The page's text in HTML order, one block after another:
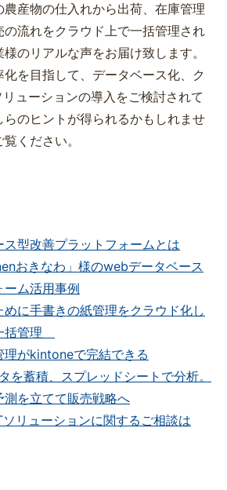
農産物の仕入れから出荷、在庫管理
の流れをクラウド上で一括管理され
のリアルな声をお届け致します。
を目指して、データベース化、ク
ューションの導入をご検討されて
らのヒントが得られるかもしれませ
ください。
型改善プラットフォームとは
おきなわ」様のwebデータベース
ーム活用事例
めに手書きの紙管理をクラウド化し
括管理
理がkintoneで完結できる
を蓄積、スプレッドシートで分析。
を立てて販売戦略へ
リューションに関するご相談は